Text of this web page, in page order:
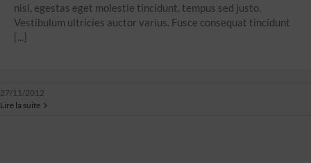
nisi, egestas eget molestie tincidunt, tempus sed justo.
Vestibulum ultricies auctor varius. Fusce consequat tincidunt
[...]
27/11/2012
Lire la suite